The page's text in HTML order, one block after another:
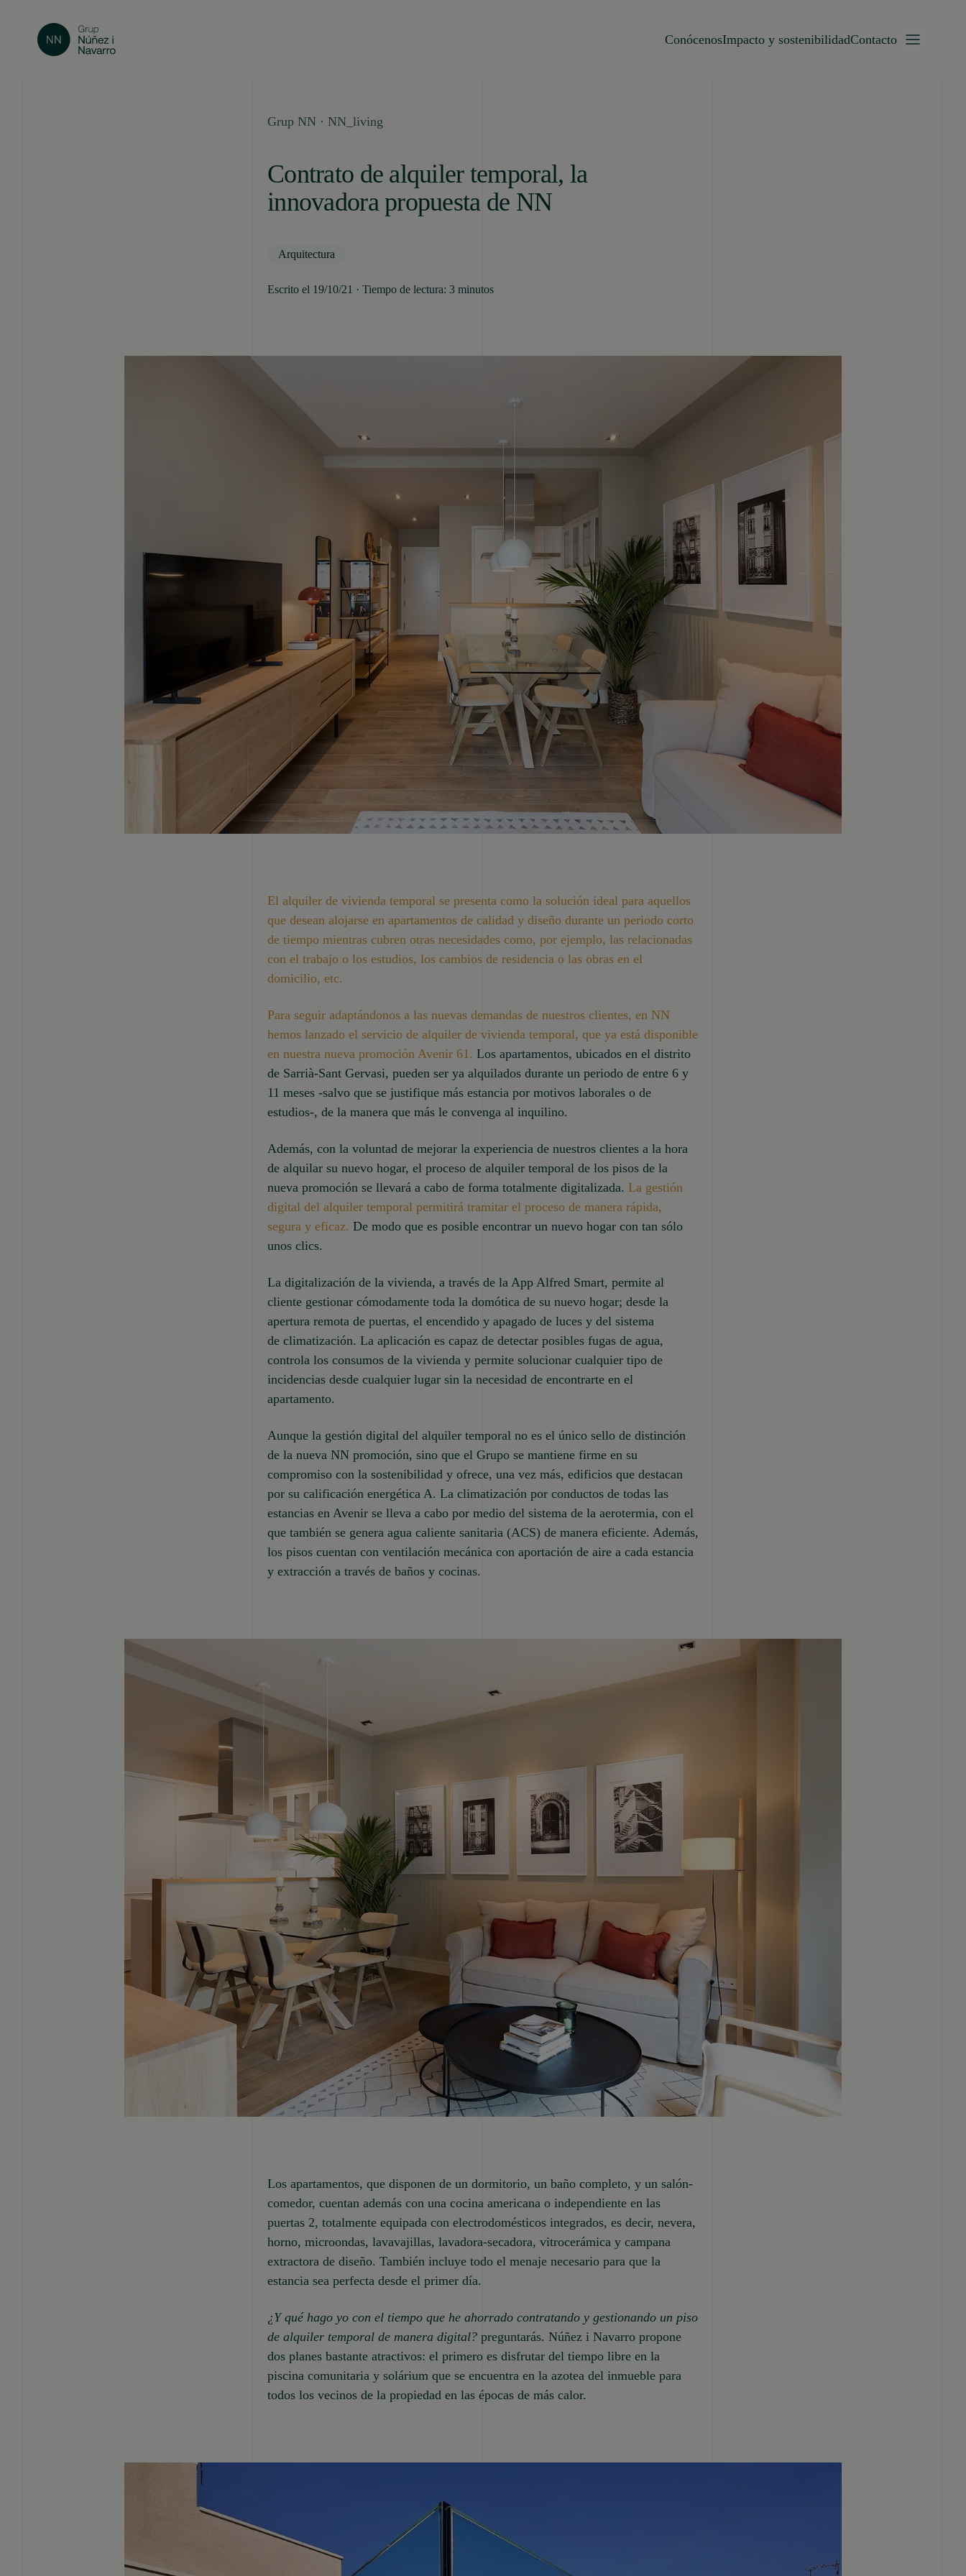
ConócenosImpacto y sostenibilidadContacto
Grup NN · NN_living
Contrato de alquiler temporal, la
innovadora propuesta de NN
Arquitectura
Escrito el 19/10/21 · Tiempo de lectura: 3 minutos
El alquiler de vivienda temporal se presenta como la solución ideal para aquellos
que desean alojarse en apartamentos de calidad y diseño durante un periodo corto
de tiempo mientras cubren otras necesidades como, por ejemplo, las relacionadas
con el trabajo o los estudios, los cambios de residencia o las obras en el
domicilio, etc.
Para seguir adaptándonos a las nuevas demandas de nuestros clientes, en NN
hemos lanzado el servicio de alquiler de vivienda temporal, que ya está disponible
en nuestra nueva promoción Avenir 61. Los apartamentos, ubicados en el distrito
de Sarrià-Sant Gervasi, pueden ser ya alquilados durante un periodo de entre 6 y
11 meses -salvo que se justifique más estancia por motivos laborales o de
estudios-, de la manera que más le convenga al inquilino.
Además, con la voluntad de mejorar la experiencia de nuestros clientes a la hora
de alquilar su nuevo hogar, el proceso de alquiler temporal de los pisos de la
nueva promoción se llevará a cabo de forma totalmente digitalizada. La gestión
digital del alquiler temporal permitirá tramitar el proceso de manera rápida,
segura y eficaz. De modo que es posible encontrar un nuevo hogar con tan sólo
unos clics.
La digitalización de la vivienda, a través de la App Alfred Smart, permite al
cliente gestionar cómodamente toda la domótica de su nuevo hogar; desde la
apertura remota de puertas, el encendido y apagado de luces y del sistema
de climatización. La aplicación es capaz de detectar posibles fugas de agua,
controla los consumos de la vivienda y permite solucionar cualquier tipo de
incidencias desde cualquier lugar sin la necesidad de encontrarte en el
apartamento.
Aunque la gestión digital del alquiler temporal no es el único sello de distinción
de la nueva NN promoción, sino que el Grupo se mantiene firme en su
compromiso con la sostenibilidad y ofrece, una vez más, edificios que destacan
por su calificación energética A. La climatización por conductos de todas las
estancias en Avenir se lleva a cabo por medio del sistema de la aerotermia, con el
que también se genera agua caliente sanitaria (ACS) de manera eficiente. Además,
los pisos cuentan con ventilación mecánica con aportación de aire a cada estancia
y extracción a través de baños y cocinas.
Los apartamentos, que disponen de un dormitorio, un baño completo, y un salón-
comedor, cuentan además con una cocina americana o independiente en las
puertas 2, totalmente equipada con electrodomésticos integrados, es decir, nevera,
horno, microondas, lavavajillas, lavadora-secadora, vitrocerámica y campana
extractora de diseño. También incluye todo el menaje necesario para que la
estancia sea perfecta desde el primer día.
¿Y qué hago yo con el tiempo que he ahorrado contratando y gestionando un piso
de alquiler temporal de manera digital? preguntarás. Núñez i Navarro propone
dos planes bastante atractivos: el primero es disfrutar del tiempo libre en la
piscina comunitaria y solárium que se encuentra en la azotea del inmueble para
todos los vecinos de la propiedad en las épocas de más calor.